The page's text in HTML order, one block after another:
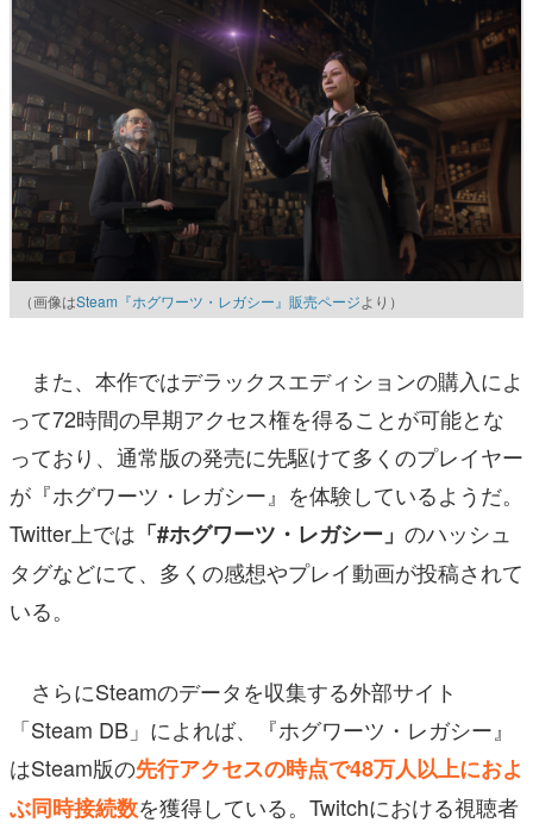
（画像はSteam『ホグワーツ・レガシー』販売ページより）
また、本作ではデラックスエディションの購入によ
って72時間の早期アクセス権を得ることが可能とな
っており、通常版の発売に先駆けて多くのプレイヤー
が『ホグワーツ・レガシー』を体験しているようだ。
Twitter上では 「#ホグワーツ・レガシー」 のハッシュ
タグなどにて、多くの感想やプレイ動画が投稿されて
いる。
さらにSteamのデータを収集する外部サイト
「Steam DB」によれば、『ホグワーツ・レガシー』
はSteam版の先行アクセスの時点で48万人以上におよ
ぶ同時接続数を獲得している。Twitchにおける視聴者